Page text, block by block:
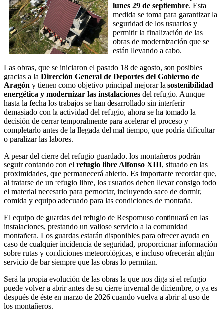
lunes 29 de septiembre. Esta
medida se toma para garantizar la
seguridad de los usuarios y
permitir la finalización de las
obras de modernización que se
están llevando a cabo.
Las obras, que se iniciaron el pasado 18 de agosto, son posibles
gracias a la Dirección General de Deportes del Gobierno de
Aragón y tienen como objetivo principal mejorar la sostenibilidad
energética y modernizar las instalaciones del refugio. Aunque
hasta la fecha los trabajos se han desarrollado sin interferir
demasiado con la actividad del refugio, ahora se ha tomado la
decisión de cerrar temporalmente para acelerar el proceso y
completarlo antes de la llegada del mal tiempo, que podría dificultar
o paralizar las labores.
A pesar del cierre del refugio guardado, los montañeros podrán
seguir contando con el refugio libre Alfonso XIII, situado en las
proximidades, que permanecerá abierto. Es importante recordar que,
al tratarse de un refugio libre, los usuarios deben llevar consigo todo
el material necesario para pernoctar, incluyendo saco de dormir,
comida y equipo adecuado para las condiciones de montaña.
El equipo de guardas del refugio de Respomuso continuará en las
instalaciones, prestando un valioso servicio a la comunidad
montañera. Los guardas estarán disponibles para ofrecer ayuda en
caso de cualquier incidencia de seguridad, proporcionar información
sobre rutas y condiciones meteorológicas, e incluso ofrecerán algún
servicio de bar siempre que las obras lo permitan.
Será la propia evolución de las obras la que nos diga si el refugio
puede volver a abrir antes de su cierre invernal de diciembre, o ya es
después de éste en marzo de 2026 cuando vuelva a abrir al uso de
los montañeros.